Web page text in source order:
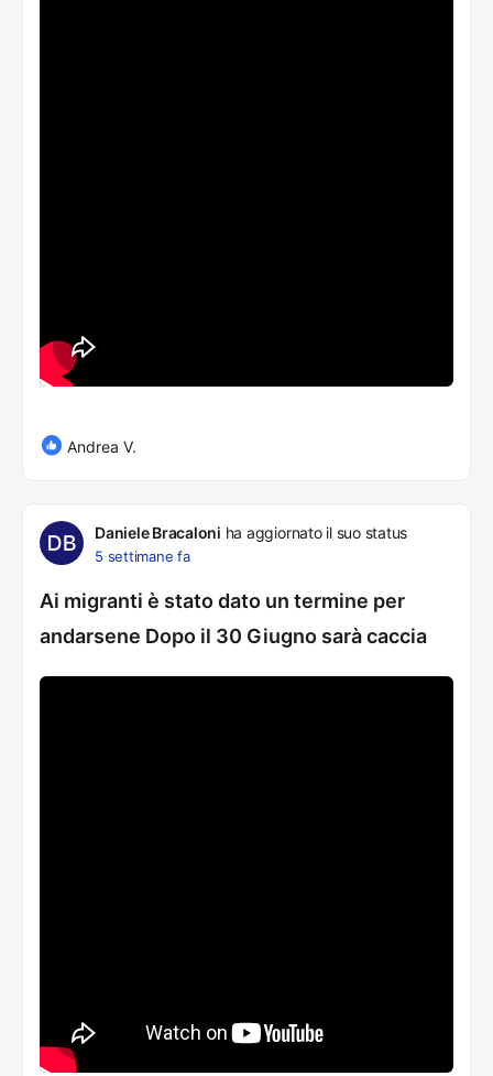
Andrea V.
Daniele Bracaloni ha aggiornato il suo status
5 settimane fa
Ai migranti è stato dato un termine per
andarsene Dopo il 30 Giugno sarà caccia